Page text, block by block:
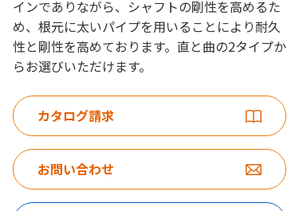
インでありながら、シャフトの剛性を高めるた
め、根元に太いパイプを用いることにより耐久
性と剛性を高めております。直と曲の2タイプか
らお選びいただけます。
カタログ請求
お問い合わせ